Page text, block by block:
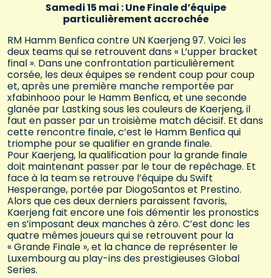
Samedi 15 mai : Une Finale d’équipe
particulièrement accrochée
RM Hamm Benfica contre UN Kaerjeng 97. Voici les
deux teams qui se retrouvent dans « L’upper bracket
final ». Dans une confrontation particulièrement
corsée, les deux équipes se rendent coup pour coup
et, après une première manche remportée par
xfabinhooo pour le Hamm Benfica, et une seconde
glanée par Lastking sous les couleurs de Kaerjeng, il
faut en passer par un troisième match décisif. Et dans
cette rencontre finale, c’est le Hamm Benfica qui
triomphe pour se qualifier en grande finale.
Pour Kaerjeng, la qualification pour la grande finale
doit maintenant passer par le tour de repêchage. Et
face à la team se retrouve l’équipe du Swift
Hesperange, portée par DiogoSantos et Prestino.
Alors que ces deux derniers paraissent favoris,
Kaerjeng fait encore une fois démentir les pronostics
en s’imposant deux manches à zéro. C’est donc les
quatre mêmes joueurs qui se retrouvent pour la
« Grande Finale », et la chance de représenter le
Luxembourg au play-ins des prestigieuses Global
Series.